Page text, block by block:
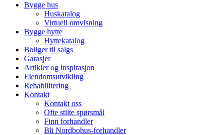
Bygge hus
Huskatalog
Virtuell omvisning
Bygge hytte
Hyttekatalog
Boliger til salgs
Garasjer
Artikler og inspirasjon
Eiendomsutvikling
Rehabilitering
Kontakt
Kontakt oss
Ofte stilte spørsmål
Finn forhandler
Bli Nordbohus-forhandler